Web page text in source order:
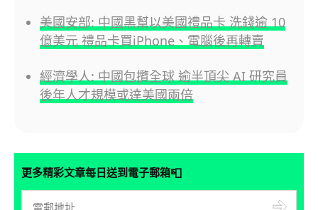
美國安部: 中國黑幫以美國禮品卡 洗錢逾 10
億美元 禮品卡買iPhone、電腦後再轉賣
經濟學人: 中國包攬全球 逾半頂尖 AI 研究員
後年人才規模或達美國兩倍
更多精彩文章每日送到電子郵箱📮